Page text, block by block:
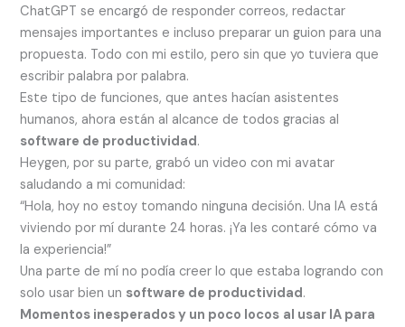
ChatGPT se encargó de responder correos, redactar
mensajes importantes e incluso preparar un guion para una
propuesta. Todo con mi estilo, pero sin que yo tuviera que
escribir palabra por palabra.
Este tipo de funciones, que antes hacían asistentes
humanos, ahora están al alcance de todos gracias al
software de productividad.
Heygen, por su parte, grabó un video con mi avatar
saludando a mi comunidad:
“Hola, hoy no estoy tomando ninguna decisión. Una IA está
viviendo por mí durante 24 horas. ¡Ya les contaré cómo va
la experiencia!”
Una parte de mí no podía creer lo que estaba logrando con
solo usar bien un software de productividad.
Momentos inesperados y un poco locos al usar IA para